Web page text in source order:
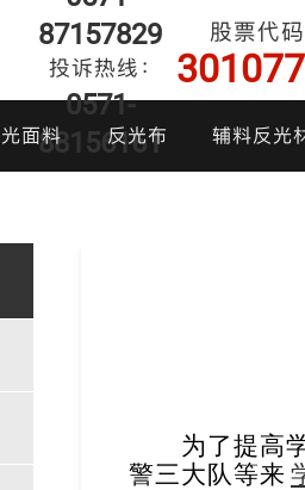
87157829
投诉热线：
0571-
88156161
股票代码
301077
面料 反光布 辅料反光
为了提高学
警三大队等来